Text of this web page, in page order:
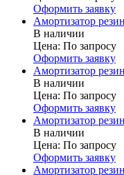
Оформить заявку
Амортизатор
В наличии
Цена: По запросу
Оформить заявку
Амортизатор
В наличии
Цена: По запросу
Оформить заявку
Амортизатор
В наличии
Цена: По запросу
Оформить заявку
Амортизатор